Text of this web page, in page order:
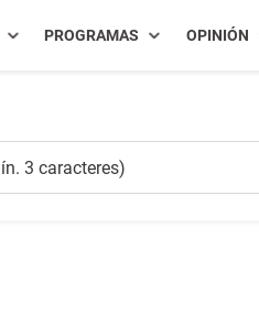
PROGRAMAS OPINIÓN